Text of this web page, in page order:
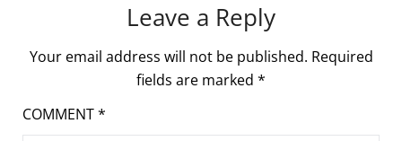
Leave a Reply
Your email address will not be published. Required
fields are marked *
COMMENT*